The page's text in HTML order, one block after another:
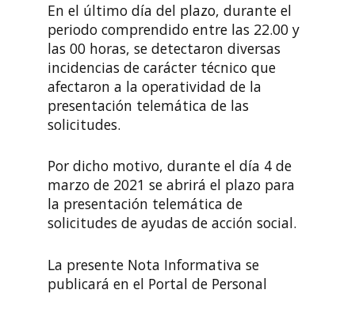
En el último día del plazo, durante el
periodo comprendido entre las 22.00 y
las 00 horas, se detectaron diversas
incidencias de carácter técnico que
afectaron a la operatividad de la
presentación telemática de las
solicitudes.
Por dicho motivo, durante el día 4 de
marzo de 2021 se abrirá el plazo para
la presentación telemática de
solicitudes de ayudas de acción social.
La presente Nota Informativa se
publicará en el Portal de Personal